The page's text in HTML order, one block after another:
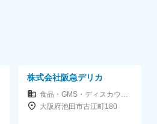
株式会社阪急デリカ
食品・GMS・ディスカウントストア
大阪府池田市古江町180